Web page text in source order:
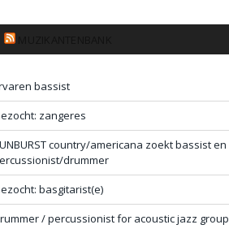
bassist
zangeres
country/americana zoekt bassist en
drummer
basgitarist(e)
/ percussionist for acoustic jazz group